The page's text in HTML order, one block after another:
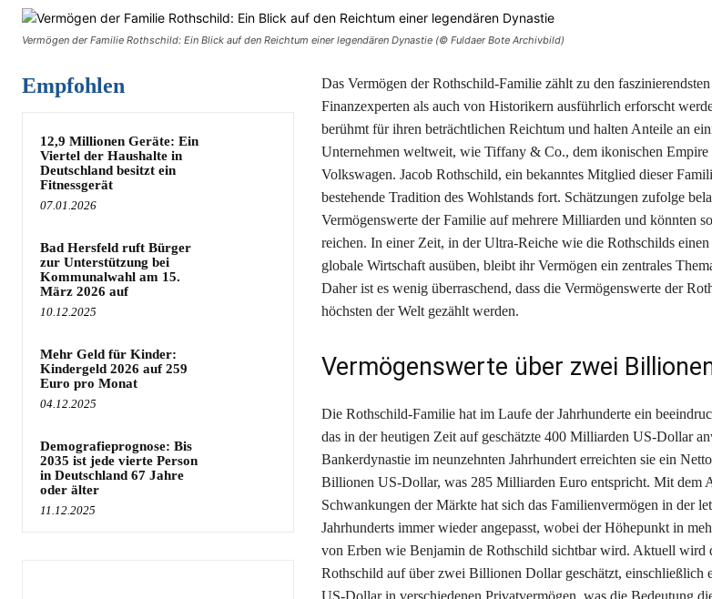
Vermögen der Familie Rothschild: Ein Blick auf den Reichtum einer legendären Dynastie (© Fuldaer Bote Archivbild)
Empfohlen
12,9 Millionen Geräte: Ein
Viertel der Haushalte in
Deutschland besitzt ein
Fitnessgerät
07.01.2026
Bad Hersfeld ruft Bürger
zur Unterstützung bei
Kommunalwahl am 15.
März 2026 auf
10.12.2025
Mehr Geld für Kinder:
Kindergeld 2026 auf 259
Euro pro Monat
04.12.2025
Demografieprognose: Bis
2035 ist jede vierte Person
in Deutschland 67 Jahre
oder älter
11.12.2025
Das Vermögen der Rothschild-Familie zählt zu den
Finanzexperten als auch von Historikern ausführlich erforscht
berühmt für ihren beträchtlichen Reichtum und halten Anteile an
Unternehmen weltweit, wie Tiffany & Co., dem ikonischen Empire
Volkswagen. Jacob Rothschild, ein bekanntes Mitglied dieser
bestehende Tradition des Wohlstands fort. Schätzungen zufolge
Vermögenswerte der Familie auf mehrere Milliarden und könnten
reichen. In einer Zeit, in der Ultra-Reiche wie die Rothschilds
globale Wirtschaft ausüben, bleibt ihr Vermögen ein zentrales
Daher ist es wenig überraschend, dass die Vermögenswerte der
höchsten der Welt gezählt werden.
Vermögenswerte über zwei
Die Rothschild-Familie hat im Laufe der Jahrhunderte ein
das in der heutigen Zeit auf geschätzte 400 Milliarden US-Dollar
Bankerdynastie im neunzehnten Jahrhundert erreichten sie ein
Billionen US-Dollar, was 285 Milliarden Euro entspricht. Mit dem
Schwankungen der Märkte hat sich das Familienvermögen in der
Jahrhunderts immer wieder angepasst, wobei der Höhepunkt in
von Erben wie Benjamin de Rothschild sichtbar wird. Aktuell wird
Rothschild auf über zwei Billionen Dollar geschätzt, einschließlich
US-Dollar in verschiedenen Privatvermögen, was die Bedeutung